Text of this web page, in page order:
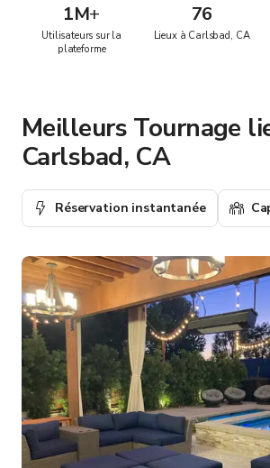
1M+
Utilisateurs sur la
plateforme
76
Lieux à Carlsbad, CA
Meilleurs Tournage
Carlsbad, CA
Réservation instantanée